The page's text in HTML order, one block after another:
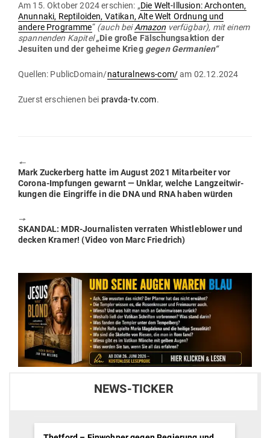
Am 15. Oktober 2024 erschien: „Die Welt-Illusion: Archonten,
Anunnaki, Rep­ti­loiden, Vatikan, Alte Welt Ordnung und
andere Pro­gramme“ (auch beiAmazon ver­fügbar), mit einem
span­nenden Kapitel„Die große Fäl­schungs­aktion der
Jesuiten und der geheime Krieg gegen Ger­manien“
Quellen: PublicDomain/natu­ralnews-com/am 02.12.2024
Zuerst erschienen bei pravda-tv.com.
🠔
Previous
post:
Mark Zuckerberg hatte im August 2021 Mit­ar­beiter vor
Corona-Imp­fungen gewarnt — Unklar, welche Lang­zeit­wir­
kungen die Ein­griffe in die DNA und RNA haben würden
🠖
Next
post:
SKANDAL: MDR-Jour­na­listen ver­raten Whist­le­b­lower und
decken Kramer! (Video von Marc Friedrich)
NEWS-TICKER